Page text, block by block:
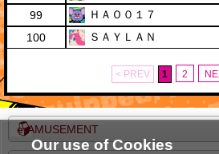
99
ＨＡＯ０１７
100
ＳＡＹＬＡＮ
< PREV 1 2
e-AMUSEMENT
Our use of Cookies